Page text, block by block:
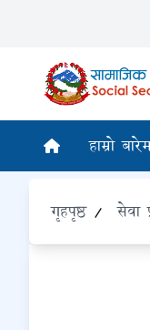
हाम्रो
गृहपृष्ठ / सेवा